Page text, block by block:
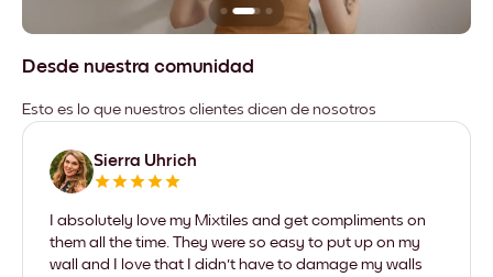
Desde nuestra comunidad
Esto es lo que nuestros clientes dicen de nosotros
Sierra Uhrich
I absolutely love my Mixtiles and get compliments on
them all the time. They were so easy to put up on my
wall and I love that I didn't have to damage my walls